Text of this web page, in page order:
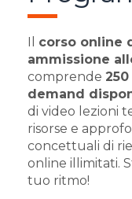
corso online
ammissione
comprende
demand
di video lezioni
risorse e
concettuali di
online illimitati.
tuo ritmo!